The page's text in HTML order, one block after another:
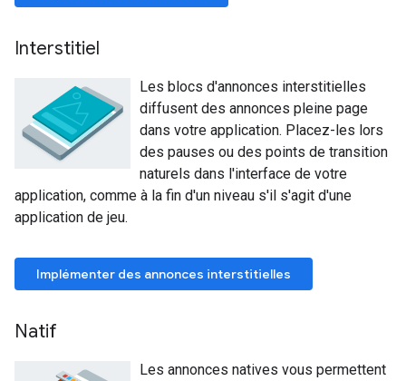
Interstitiel
Les blocs d'annonces interstitielles
diffusent des annonces pleine page
dans votre application. Placez-les lors
des pauses ou des points de transition
naturels dans l'interface de votre
application, comme à la fin d'un niveau s'il s'agit d'une
application de jeu.
Implémenter des annonces interstitielles
Natif
Les annonces natives vous permettent